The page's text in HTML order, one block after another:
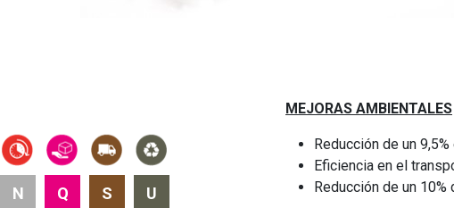
N Q S U
MEJORAS AMBIENTALES
Reducción de un
Eficiencia en el
Reducción de un